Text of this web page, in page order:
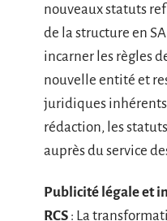
nouveaux statuts
de la structure en
incarner les règles
nouvelle entité et
juridiques inhérents
rédaction, les
auprès du service
Publicité légale et
RCS : La